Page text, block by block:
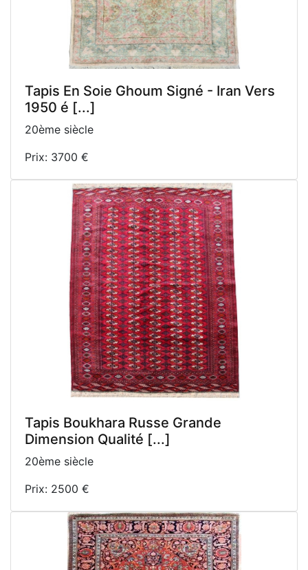
Tapis En Soie Ghoum Signé - Iran Vers
1950 é [...]
20ème siècle
Prix: 3700 €
Tapis Boukhara Russe Grande
Dimension Qualité [...]
20ème siècle
Prix: 2500 €